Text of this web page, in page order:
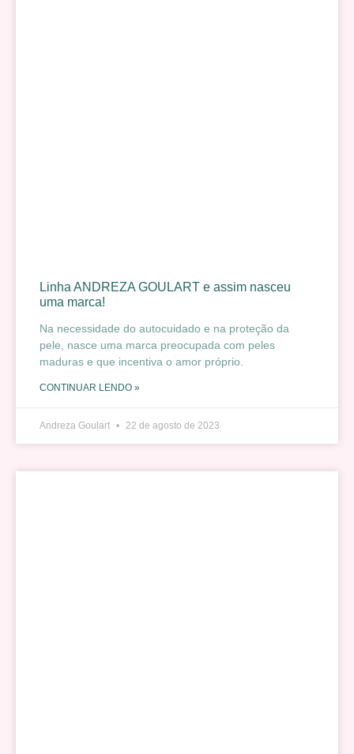
Linha ANDREZA GOULART e assim nasceu
uma marca!
Na necessidade do autocuidado e na proteção da
pele, nasce uma marca preocupada com peles
maduras e que incentiva o amor próprio.
CONTINUAR LENDO »
Andreza Goulart 22 de agosto de 2023